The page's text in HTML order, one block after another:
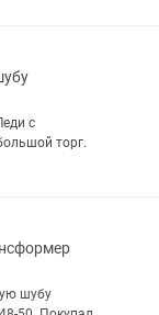
44
с
торг.
шубу